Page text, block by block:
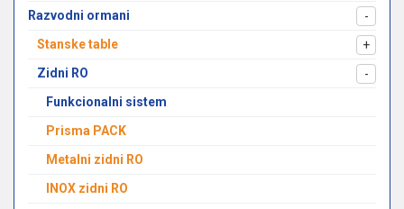
Razvodni ormani
-
Stanske table
+
Zidni RO
-
Funkcionalni sistem
Prisma PACK
Metalni zidni RO
INOX zidni RO